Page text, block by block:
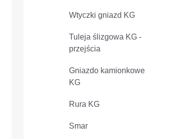
Wtyczki gniazd KG
Tuleja ślizgowa KG -
przejścia
Gniazdo kamionkowe
KG
Rura KG
Smar